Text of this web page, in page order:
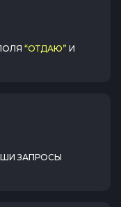
“ОТДАЮ” И
ЗАПРОСЫ